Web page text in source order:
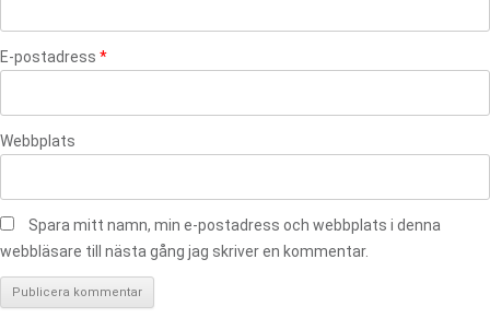
E-postadress *
Webbplats
Spara mitt namn, min e-postadress och webbplats i denna
webbläsare till nästa gång jag skriver en kommentar.